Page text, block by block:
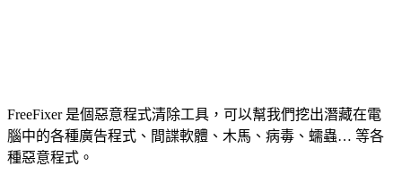
FreeFixer 是個惡意程式清除工具，可以幫我們挖出潛藏在電
腦中的各種廣告程式、間諜軟體、木馬、病毒、蠕蟲… 等各
種惡意程式。